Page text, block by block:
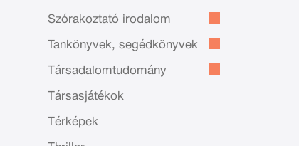
Szórakoztató irodalom
Tankönyvek, segédkönyvek
Társadalomtudomány
Társasjátékok
Térképek